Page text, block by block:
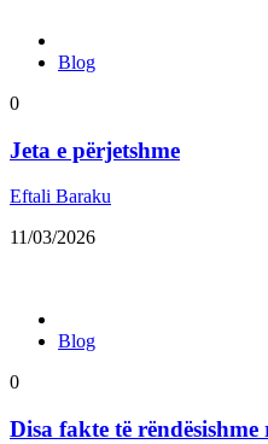
Blog
0
Jeta e përjetshme
Eftali Baraku
11/03/2026
Blog
0
Disa fakte të